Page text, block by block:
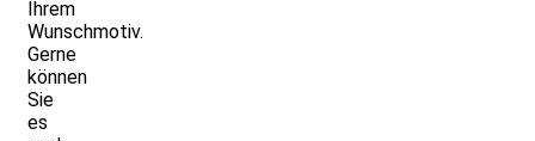
Ihrem
Wunschmotiv.
Gerne
können
Sie
es